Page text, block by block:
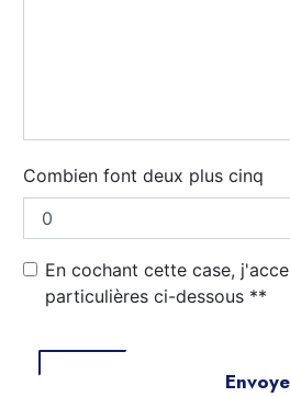
Combien font deux plus cinq
En cochant cette case,
particulières ci-dessous **